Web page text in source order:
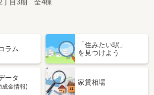
丁目3期 全4棟
ラム
「住みたい駅」
を見つけよう
ータ
成金情報)
家賃相場